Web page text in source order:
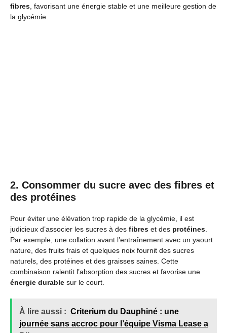
fibres , favorisant une énergie stable et une meilleure gestion de
la glycémie.
2. Consommer du sucre avec des fibres et
des protéines
Pour éviter une élévation trop rapide de la glycémie, il est
judicieux d’associer les sucres à des fibres et des protéines
Par exemple, une collation avant l’entraînement avec un yaourt
nature, des fruits frais et quelques noix fournit des sucres
naturels, des protéines et des graisses saines. Cette
combinaison ralentit l’absorption des sucres et favorise une
énergie durable sur le court.
À lire aussi : Criterium du Dauphiné : une
journée sans accroc pour l’équipe Visma Lease a